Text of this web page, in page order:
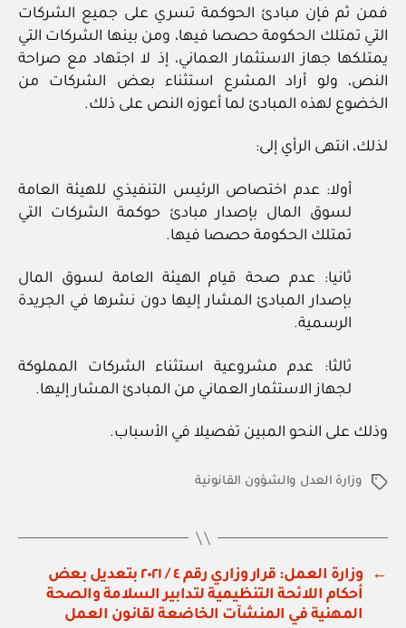
فمن ثم فإن مبادئ الحوكمة تسري على جميع الشركات
التي تمتلك الحكومة حصصا فيها، ومن بينها الشركات التي
يمتلكها جهاز الاستثمار العماني، إذ لا اجتهاد مع صراحة
النص، ولو أراد المشرع استثناء بعض الشركات من
الخضوع لهذه المبادئ لما أعوزه النص على ذلك.
لذلك، انتهى الرأي إلى:
أولا: عدم اختصاص الرئيس التنفيذي للهيئة العامة
لسوق المال بإصدار مبادئ حوكمة الشركات التي
تمتلك الحكومة حصصا فيها.
ثانيا: عدم صحة قيام الهيئة العامة لسوق المال
بإصدار المبادئ المشار إليها دون نشرها في الجريدة
الرسمية.
ثالثا: عدم مشروعية استثناء الشركات المملوكة
لجهاز الاستثمار العماني من المبادئ المشار إليها.
وذلك على النحو المبين تفصيلا في الأسباب.
الوسوموزارة العدل والشؤون القانونية
←
وزارة العمل: قرار وزاري رقم ٤ / ٢٠٢١ بتعديل بعض
أحكام اللائحة التنظيمية لتدابير السلامة والصحة
المهنية في المنشآت الخاضعة لقانون العمل